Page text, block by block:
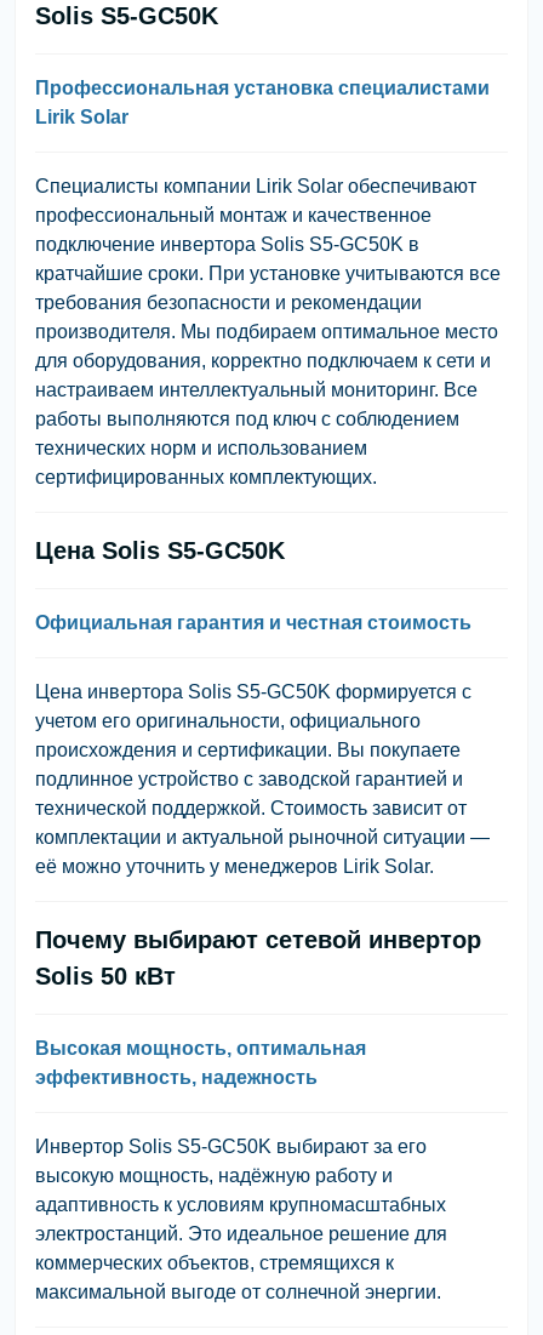
Solis S5-GC50K
Профессиональная установка специалистами
Lirik Solar
Специалисты компании Lirik Solar обеспечивают
профессиональный монтаж и качественное
подключение инвертора Solis S5-GC50K в
кратчайшие сроки. При установке учитываются все
требования безопасности и рекомендации
производителя. Мы подбираем оптимальное место
для оборудования, корректно подключаем к сети и
настраиваем интеллектуальный мониторинг. Все
работы выполняются под ключ с соблюдением
технических норм и использованием
сертифицированных комплектующих.
Цена Solis S5-GC50K
Официальная гарантия и честная стоимость
Цена инвертора Solis S5-GC50K формируется с
учетом его оригинальности, официального
происхождения и сертификации. Вы покупаете
подлинное устройство с заводской гарантией и
технической поддержкой. Стоимость зависит от
комплектации и актуальной рыночной ситуации —
её можно уточнить у менеджеров Lirik Solar.
Почему выбирают сетевой инвертор
Solis 50 кВт
Высокая мощность, оптимальная
эффективность, надежность
Инвертор Solis S5-GC50K выбирают за его
высокую мощность, надёжную работу и
адаптивность к условиям крупномасштабных
электростанций. Это идеальное решение для
коммерческих объектов, стремящихся к
максимальной выгоде от солнечной энергии.